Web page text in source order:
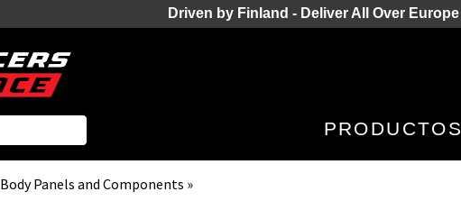
Driven by Finland - Deliver All Over Europe
PRODUCTOS
Body Panels and Components ‪»